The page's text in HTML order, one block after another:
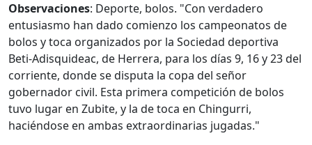
Observaciones: Deporte, bolos. "Con verdadero
entusiasmo han dado comienzo los campeonatos de
bolos y toca organizados por la Sociedad deportiva
Beti-Adisquideac, de Herrera, para los días 9, 16 y 23 del
corriente, donde se disputa la copa del señor
gobernador civil. Esta primera competición de bolos
tuvo lugar en Zubite, y la de toca en Chingurri,
haciéndose en ambas extraordinarias jugadas."